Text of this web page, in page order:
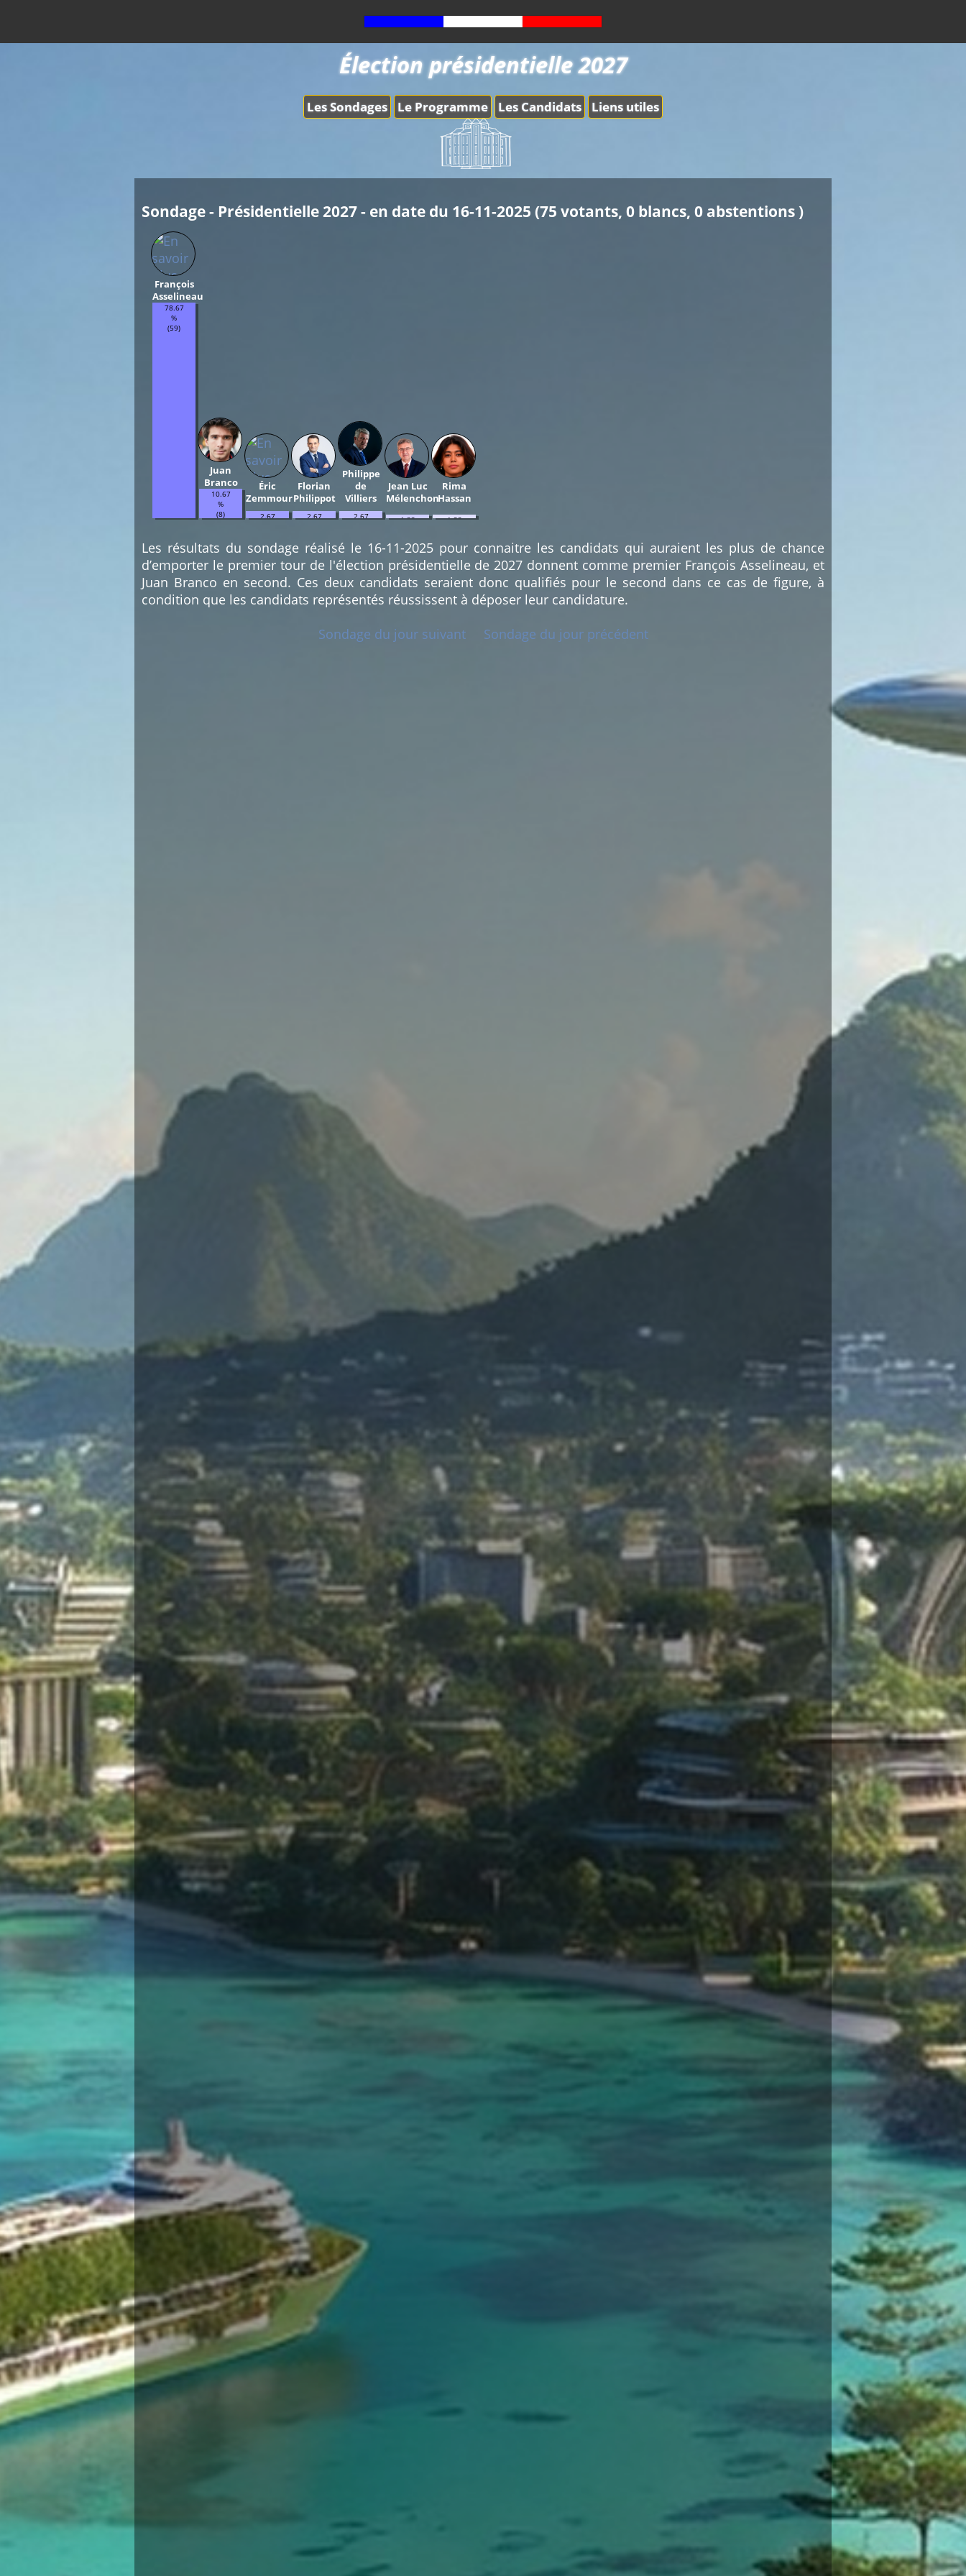
Les Sondages Le Programme Les Candidats Liens utiles
Élection présidentielle 2027
Sondage - Présidentielle 2027 - en date du 16-11-2025 (75 votants, 0 blancs, 0 abstentions )
François
Asselineau
78.67
%
(59)
Juan
Branco
10.67
%
(8)
Éric
Zemmour
2.67
Florian
Philippot
2.67
Philippe
de
Villiers
2.67
Jean Luc
Mélenchon
1.33
Rima
Hassan
1.33
Les résultats du sondage réalisé le 16-11-2025 pour connaitre les candidats qui auraient les plus de chance
d’emporter le premier tour de l'élection présidentielle de 2027 donnent comme premier François Asselineau, et
Juan Branco en second. Ces deux candidats seraient donc qualifiés pour le second dans ce cas de figure, à
condition que les candidats représentés réussissent à déposer leur candidature.
Sondage du jour suivant
Sondage du jour précédent